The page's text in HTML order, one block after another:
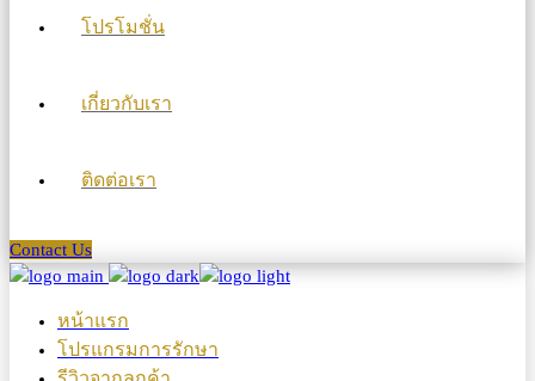
โปรโมชั่น
เกี่ยวกับเรา
ติดต่อเรา
Contact Us
หน้าแรก
โปรแกรมการรักษา